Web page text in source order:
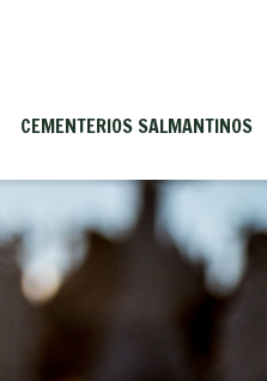
CEMENTERIOS SALMANTINOS
Antiguos Cementerios
Historia del cementerio de Villa
Sandín